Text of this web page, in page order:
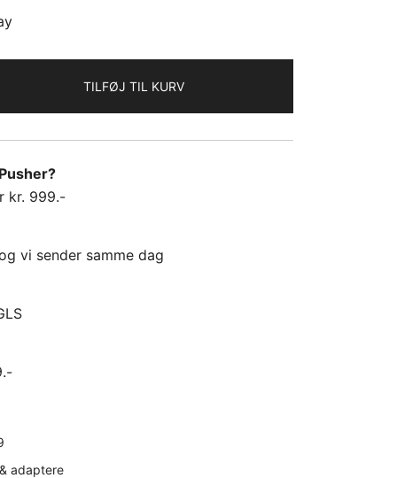
kr. 21,50.TILFØJ TIL KURV
kr. 999.-
vi sender samme dag
adaptere